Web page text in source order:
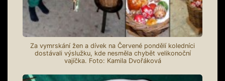
Za vymrskání žen a dívek na Červené pondělí koledníci
dostávali výslužku, kde nesměla chybět velikonoční
vajíčka. Foto: Kamila Dvořáková